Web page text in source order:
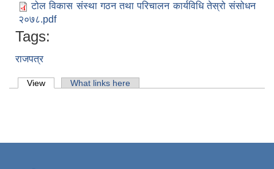
टोल विकास संस्था गठन तथा परिचालन कार्यविधि तेस्रो संसोधन
२०७८.pdf
Tags:
राजपत्र
Primary tabs
View (active tab)What links here